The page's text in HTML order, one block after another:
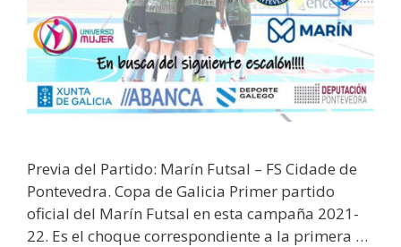
Previa del Partido: Marín Futsal – FS Cidade de
Pontevedra. Copa de Galicia Primer partido
oficial del Marín Futsal en esta campaña 2021-
22. Es el choque correspondiente a la primera …